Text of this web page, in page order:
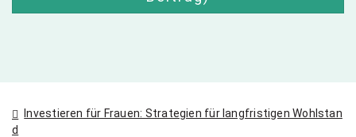
Beitragsnavigation
Investieren für Frauen: Strategien für langfristigen Wohlstan
d